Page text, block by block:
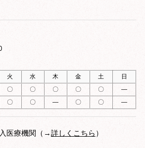
火 水 木 金 土
日
〇 〇 〇 〇 〇
―
〇 〇 ― 〇 〇 ―
医療機関（→詳しくこちら ）